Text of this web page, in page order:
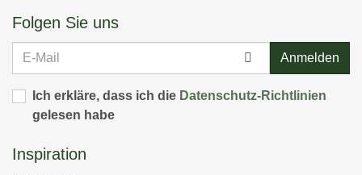
Folgen Sie uns
E-
Anmelden
Ich erkläre, dass ich die Datenschutz-Richtlinien
gelesen habe
Inspiration